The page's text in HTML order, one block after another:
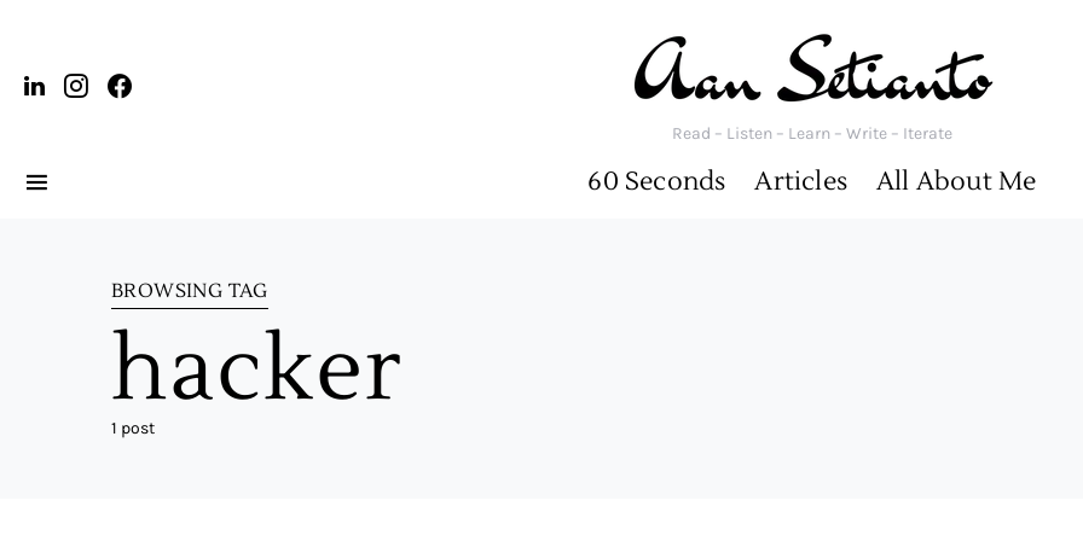
Read – Listen – Learn – Write – Iterate
60 Seconds Articles All About Me
BROWSING TAG
hacker
1 post